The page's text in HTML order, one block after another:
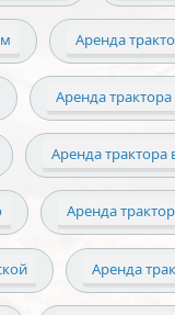
Аренда
Аренда
Аренда
Аренда
Аренда